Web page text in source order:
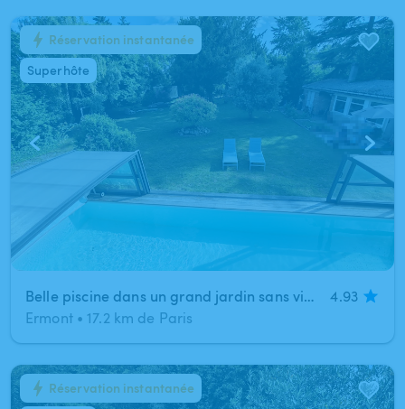
1/7
Belle piscine dans un grand jardin sans vis à vis
4.93
Ermont • 17.2 km de Paris
Réservation instantanée
Superhôte
1/10Réservation instantanée